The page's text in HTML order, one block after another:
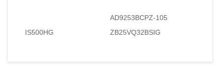
AD9253BCPZ-105
IS500HG
ZB25VQ32BSIG